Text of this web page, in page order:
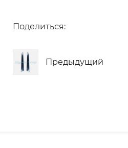
Поделиться:
Предыдущий